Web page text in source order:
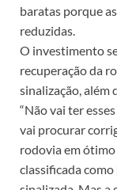
baratas porque
reduzidas.
O investimento
recuperação da
sinalização, além
“Não vai ter
vai procurar
rodovia em ótimo
classificada